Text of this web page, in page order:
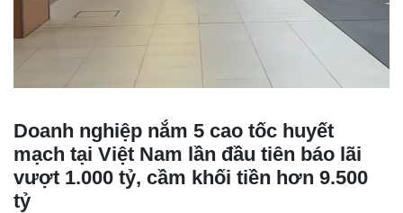
Doanh nghiệp nắm 5 cao tốc huyết
mạch tại Việt Nam lần đầu tiên báo lãi
vượt 1.000 tỷ, cầm khối tiền hơn 9.500
tỷ